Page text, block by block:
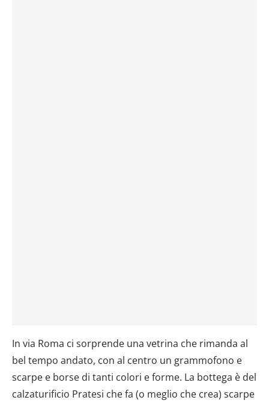
In via Roma ci sorprende una vetrina che rimanda al
bel tempo andato, con al centro un grammofono e
scarpe e borse di tanti colori e forme. La bottega è del
calzaturificio Pratesi che fa (o meglio che crea) scarpe